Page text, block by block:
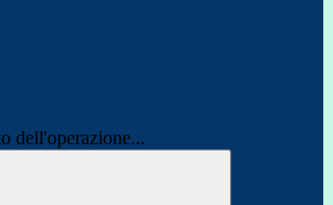
dell'operazione...